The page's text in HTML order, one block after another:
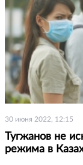
30 июня 2022, 12:15
Тугжанов не
режима в